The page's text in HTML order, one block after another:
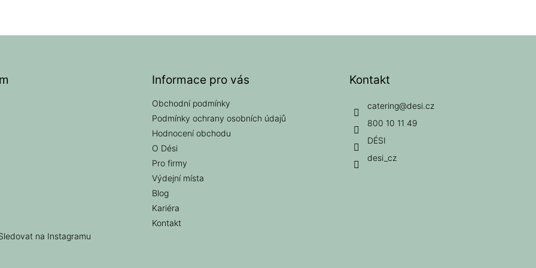
na Instagramu
Informace pro vás
Obchodní podmínky
Podmínky ochrany osobních údajů
Hodnocení obchodu
O Dési
Pro firmy
Výdejní místa
Blog
Kariéra
Kontakt
Kontakt
catering@desi.cz
800 10 11 49
DÉSI
desi_cz